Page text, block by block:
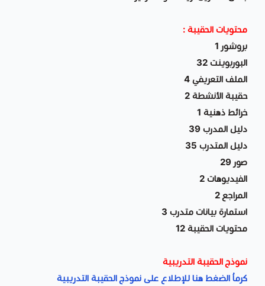
محتويات الحقيبة :
بروشور 1
البوربوينت 32
الملف التعريفي 4
حقيبة الأنشطة 2
خرائط ذهنية 1
دليل المدرب 39
دليل المتدرب 35
صور 29
الفيديوهات 2
المراجع 2
استمارة بيانات متدرب 3
محتويات الحقيبة 12
نموذج الحقيبة التدريبية
كرماُ الضغط هنا للإطلاع على نموذج الحقيبة التدريبية